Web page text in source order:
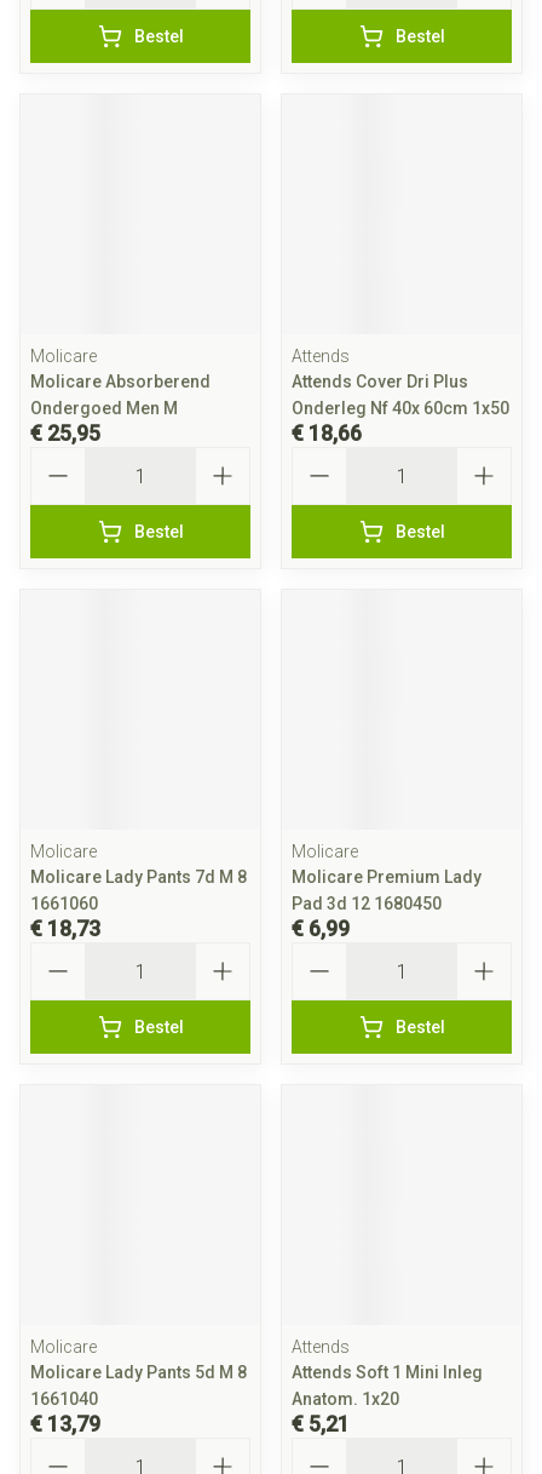
Bestel Bestel
Molicare
Molicare Absorberend
Ondergoed Men M
€ 25,95
Bestel
Attends
Attends Cover Dri Plus
Onderleg Nf 40x 60cm 1x50
€ 18,66
Bestel
Molicare
Molicare Lady Pants 7d M 8
1661060
€ 18,73
Bestel
Molicare
Molicare Premium Lady
Pad 3d 12 1680450
€ 6,99
Bestel
Molicare
Molicare Lady Pants 5d M 8
1661040
€ 13,79
Attends
Attends Soft 1 Mini Inleg
Anatom. 1x20
€ 5,21